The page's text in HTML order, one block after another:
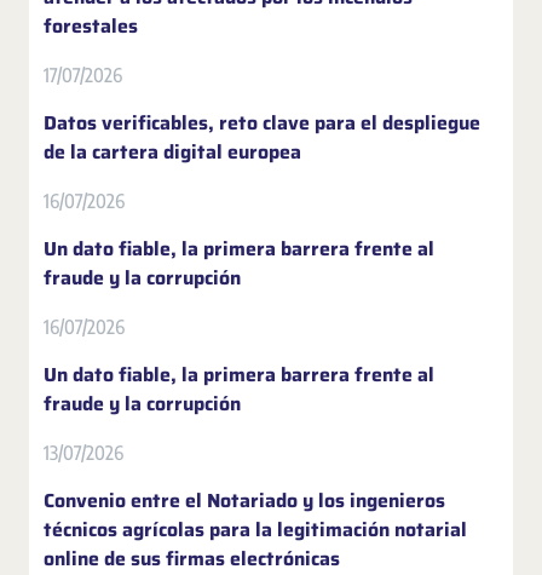
forestales
17/07/2026
Datos verificables, reto clave para el despliegue
de la cartera digital europea
16/07/2026
Un dato fiable, la primera barrera frente al
fraude y la corrupción
16/07/2026
Un dato fiable, la primera barrera frente al
fraude y la corrupción
13/07/2026
Convenio entre el Notariado y los ingenieros
técnicos agrícolas para la legitimación notarial
online de sus firmas electrónicas